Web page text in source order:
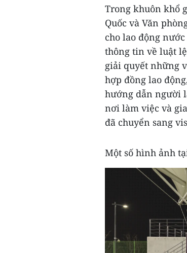
Trong khuôn khổ
Quốc và Văn
cho lao động
thông tin về luật
giải quyết những
hợp đồng lao
hướng dẫn người
nơi làm việc và
đã chuyển sang
Một số hình ảnh